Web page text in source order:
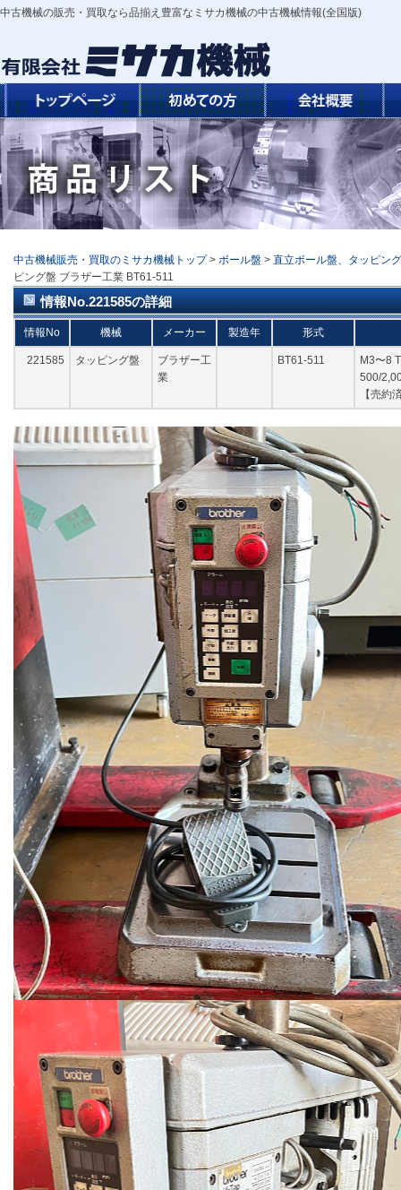
中古機械の販売・買取なら品揃え豊富なミサカ機械の中古機械情報(全国版)
中古機械販売・買取のミサカ機械トップ > ボール盤 > 直立ボール盤、タッピン
ピング盤 ブラザー工業 BT61-511
情報No.221585の詳細
情報No 機械 メーカー 製造年 形式
221585 タッピング盤
ブラザー工
業
BT61-511
M3〜8
500/
【売約